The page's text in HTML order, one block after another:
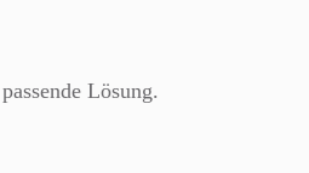
Lösung.